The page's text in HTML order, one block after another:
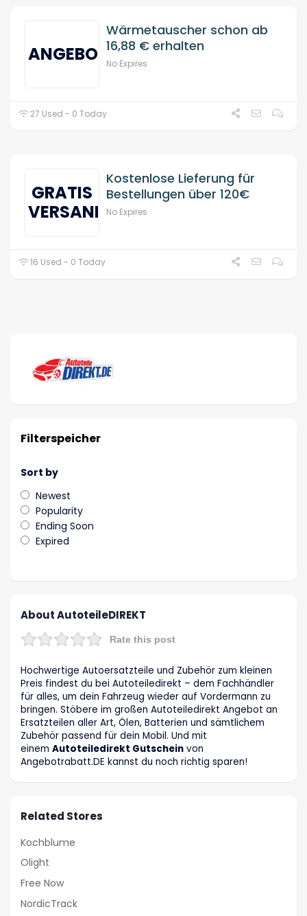
ANGEBOT
Wärmetauscher schon ab
16,88 € erhalten
No Expires
27 Used - 0 Today
GRATIS
VERSAND
Kostenlose Lieferung für
Bestellungen über 120€
No Expires
16 Used - 0 Today
Filterspeicher
Sort by
Newest
Popularity
Ending Soon
Expired
About AutoteileDIREKT
Rate this post
Hochwertige Autoersatzteile und Zubehör zum kleinen
Preis findest du bei Autoteiledirekt – dem Fachhändler
für alles, um dein Fahrzeug wieder auf Vordermann zu
bringen. Stöbere im großen Autoteiledirekt Angebot an
Ersatzteilen aller Art, Ölen, Batterien und sämtlichem
Zubehör passend für dein Mobil. Und mit
einem Autoteiledirekt Gutschein von
Angebotrabatt.DE kannst du noch richtig sparen!
Related Stores
Kochblume
Olight
Free Now
NordicTrack